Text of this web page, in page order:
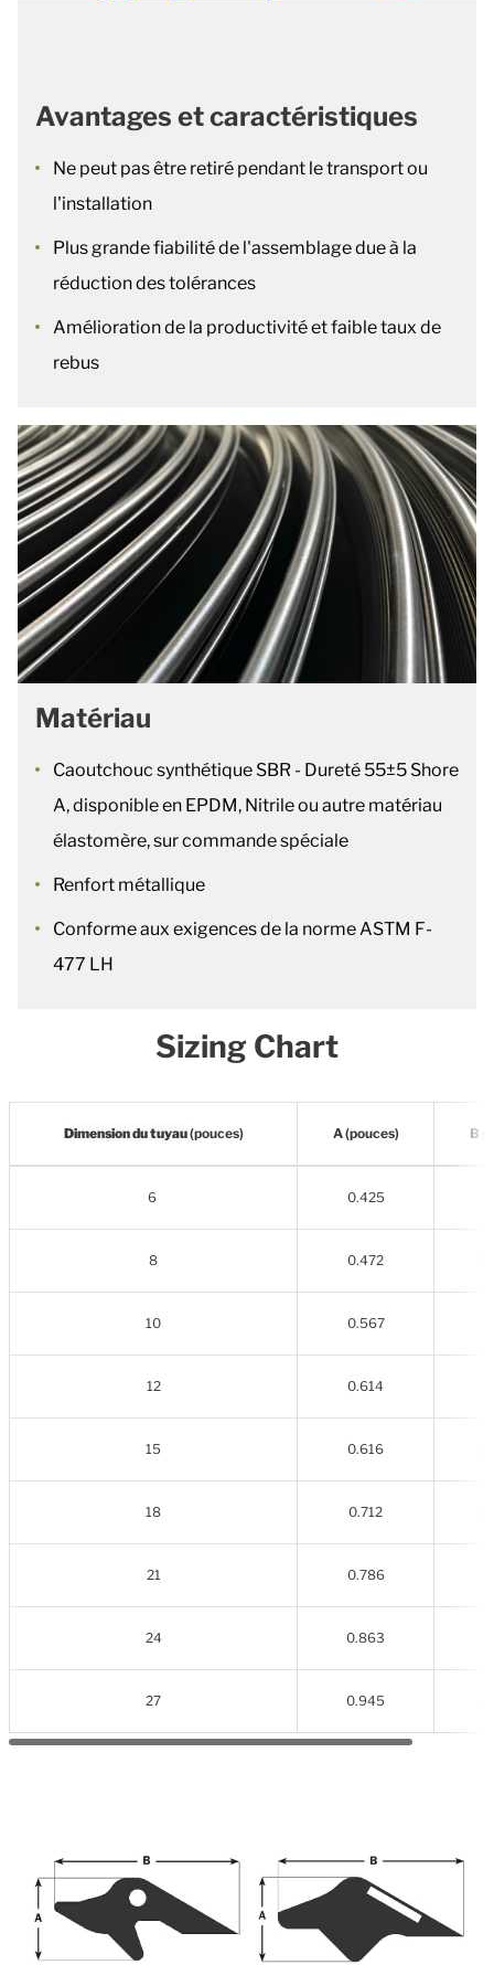
Avantages et caractéristiques
Ne peut pas être retiré pendant le transport ou
l'installation
Plus grande fiabilité de l'assemblage due à la
réduction des tolérances
Amélioration de la productivité et faible taux de
rebus
Matériau
Caoutchouc synthétique SBR - Dureté 55±5 Shore
A, disponible en EPDM, Nitrile ou autre matériau
élastomère, sur commande spéciale
Renfort métallique
Conforme aux exigences de la norme ASTM F-
477 LH
Sizing Chart
Dimension du tuyau(pouces) A (pouces) B
6 0.425
8 0.472
10 0.567
12 0.614
15 0.616
18 0.712
21 0.786
24 0.863
27 0.945